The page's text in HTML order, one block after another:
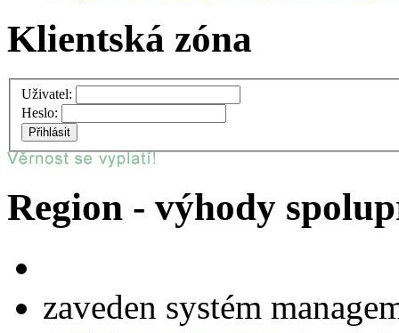
Klientská zóna
Uživatel:
Heslo:
Region - výhody
zaveden systém